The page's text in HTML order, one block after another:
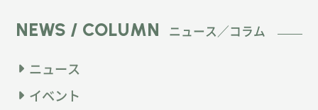
NEWS / COLUMN ニュース／コラム
ニュース
イベント